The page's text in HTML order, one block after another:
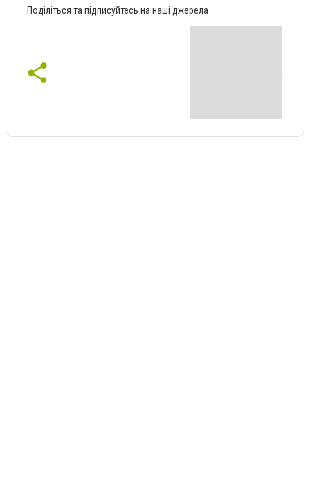
Поділіться та підписуйтесь на наші джерела